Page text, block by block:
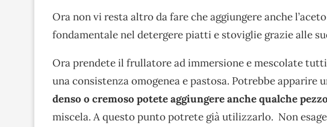
Ora non vi resta altro da fare che aggiungere anche
fondamentale nel detergere piatti e stoviglie grazie alle
Ora prendete il frullatore ad immersione e mescolate
una consistenza omogenea e pastosa. Potrebbe apparire
denso o cremoso potete aggiungere anche qualche
miscela. A questo punto potrete già utilizzarlo. Non